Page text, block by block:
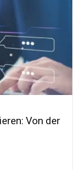
Von der